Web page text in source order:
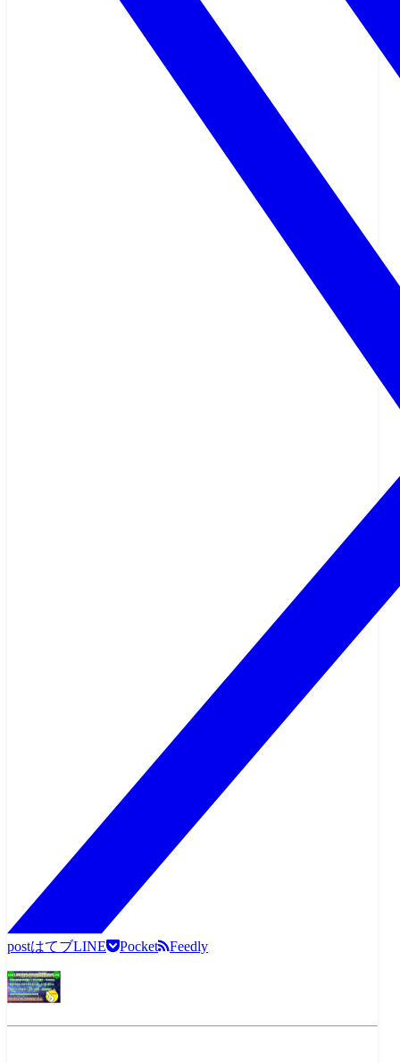
postはてブLINE Pocket Feedly